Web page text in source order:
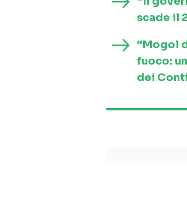
scade il
“Mogol
fuoco:
dei